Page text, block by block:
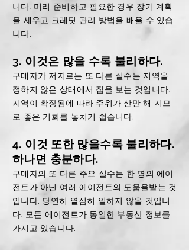
니다. 미리 준비하고 필요한 경우 장기 계획
을 세우고 크레딧 관리 방법을 배울 수 있습
니다.
3. 이것은 많을 수록 불리하다.
구매자가 저지르는 또 다른 실수는 지역을
정하지 않은 상태에서 집을 보는 것입니다.
지역이 확장됨에 따라 주위가 산만 해 지므
로 좋은 기회를 놓치기 쉽습니다.
4. 이것 또한 많을수록 불리하다.
하나면 충분하다.
구매자의 또 다른 주요 실수는 한 명의 에이
전트가 아닌 여러 에이전트의 도움을받는 것
입니다. 당연히 열심히 일하지 않을 것입니
다. 모든 에이전트가 동일한 부동산 정보를
가지고 있습니다.